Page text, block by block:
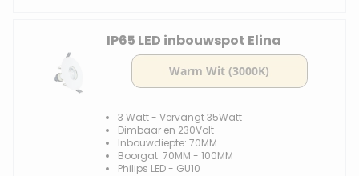
IP65 LED inbouwspot Elina
3 Watt - Vervangt 35Watt
Dimbaar en 230Volt
Inbouwdiepte: 70MM
Boorgat: 70MM - 100MM
Philips LED - GU10